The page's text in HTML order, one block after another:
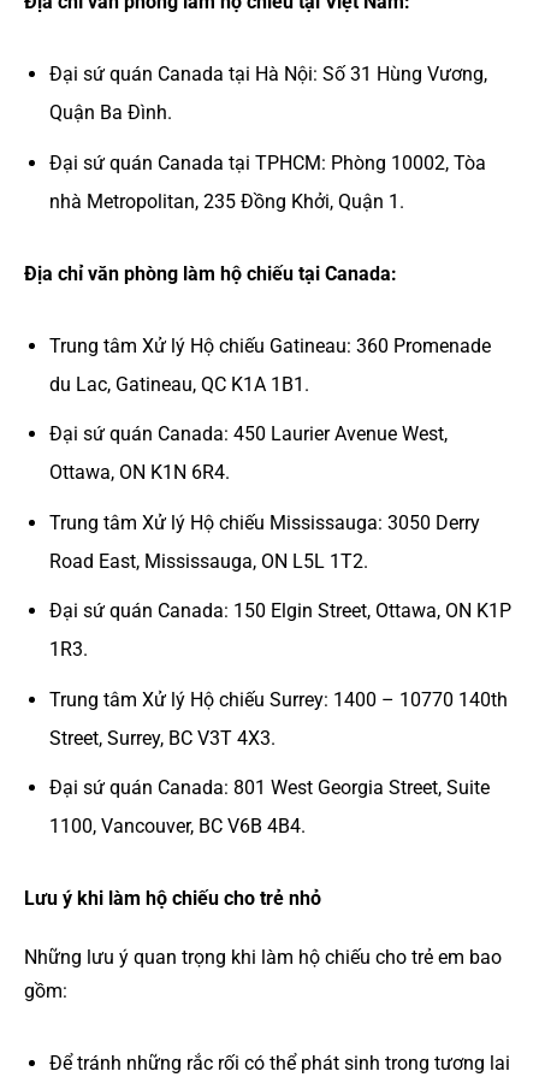
Đại sứ quán Canada tại Hà Nội: Số 31 Hùng Vương,
Quận Ba Đình.
Đại sứ quán Canada tại TPHCM: Phòng 10002, Tòa
nhà Metropolitan, 235 Đồng Khởi, Quận 1.
Địa chỉ văn phòng làm hộ chiếu tại Canada:
Trung tâm Xử lý Hộ chiếu Gatineau: 360 Promenade
du Lac, Gatineau, QC K1A 1B1.
Đại sứ quán Canada: 450 Laurier Avenue West,
Ottawa, ON K1N 6R4.
Trung tâm Xử lý Hộ chiếu Mississauga: 3050 Derry
Road East, Mississauga, ON L5L 1T2.
Đại sứ quán Canada: 150 Elgin Street, Ottawa, ON K1P
1R3.
Trung tâm Xử lý Hộ chiếu Surrey: 1400 – 10770 140th
Street, Surrey, BC V3T 4X3.
Đại sứ quán Canada: 801 West Georgia Street, Suite
1100, Vancouver, BC V6B 4B4.
Lưu ý khi làm hộ chiếu cho trẻ nhỏ
Những lưu ý quan trọng khi làm hộ chiếu cho trẻ em bao
gồm:
Để tránh những rắc rối có thể phát sinh trong tương lai